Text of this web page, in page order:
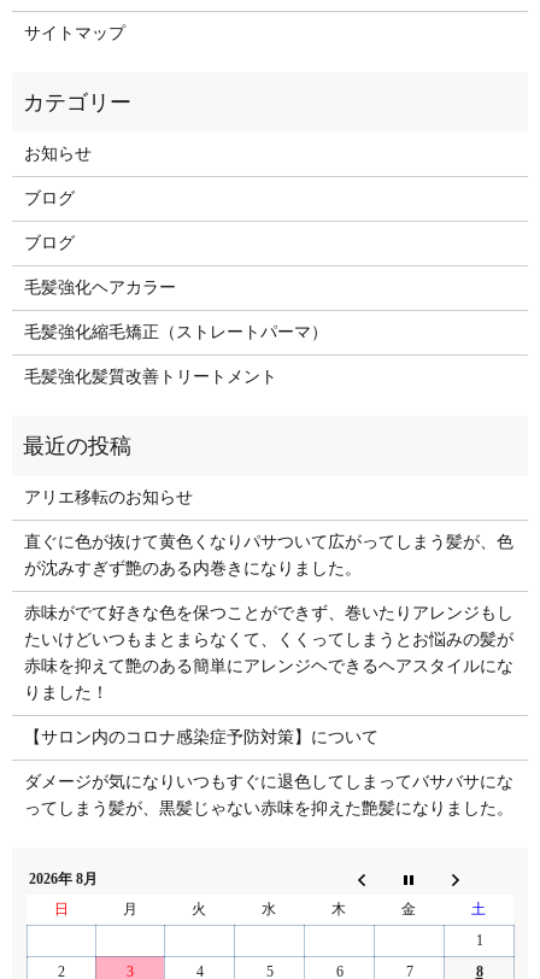
サイトマップ
お知らせ
ブログ
ブログ
毛髪強化ヘアカラー
毛髪強化縮毛矯正（ストレートパーマ）
毛髪強化髪質改善トリートメント
アリエ移転のお知らせ
直ぐに色が抜けて黄色くなりパサついて広がってしまう髪が、色
が沈みすぎず艶のある内巻きになりました。
赤味がでて好きな色を保つことができず、巻いたりアレンジもし
たいけどいつもまとまらなくて、くくってしまうとお悩みの髪が
赤味を抑えて艶のある簡単にアレンジヘできるヘアスタイルにな
りました！
【サロン内のコロナ感染症予防対策】について
ダメージが気になりいつもすぐに退色してしまってバサバサにな
ってしまう髪が、黒髪じゃない赤味を抑えた艶髪になりました。
2026年 8月
日
月 火 水 木 金
土
1
2
3 4 5 6 7 8